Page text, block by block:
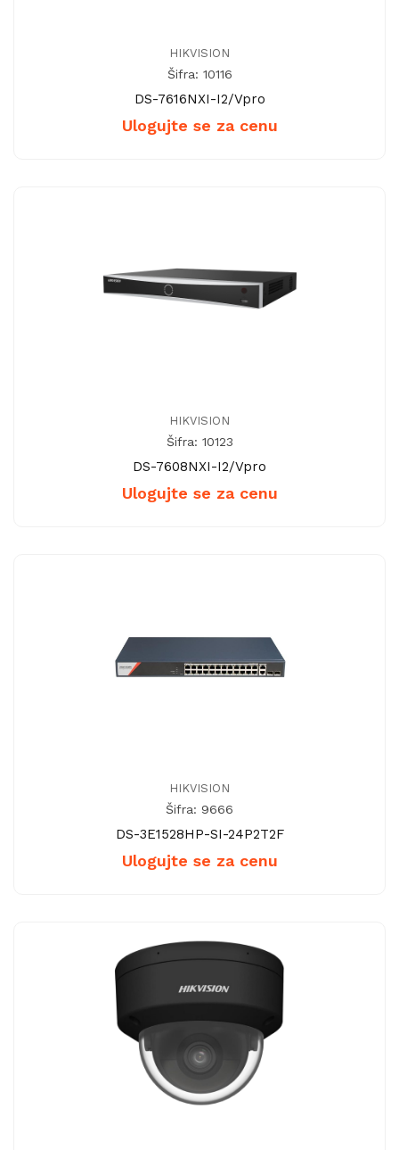
HIKVISION
Šifra: 10116
DS-7616NXI-I2/Vpro
Ulogujte se za cenu
HIKVISION
Šifra: 10123
DS-7608NXI-I2/Vpro
Ulogujte se za cenu
HIKVISION
Šifra: 9666
DS-3E1528HP-SI-24P2T2F
Ulogujte se za cenu